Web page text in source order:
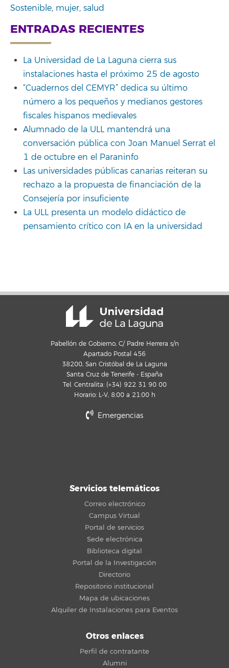
Sostenible, mujer, salud
ENTRADAS RECIENTES
La Universidad de La Laguna cierra sus
instalaciones hasta el próximo 25 de agosto
“Cuadernos del CEMYR” dedica su último
número a los pequeños y medianos gestores
fiscales hispanos medievales
Alumnado de la ULL mantendrá una
conversación pública con Joan Manuel Serrat el
1 de octubre en el Paraninfo
Las universidades públicas canarias reiteran su
rechazo a la propuesta de financiación de la
Consejería por insuficiente
La ULL presenta un modelo didáctico de
pensamiento crítico con IA en la universidad
Pabellón de Gobierno, C/ Padre Herrera s/n
Apartado Postal 456
38200, San Cristóbal de La Laguna
Santa Cruz de Tenerife - España
Tel. Centralita: (+34) 922 31 90 00
Horario: L-V, 8:00 a 21:00 h
Emergencias
Servicios telemáticos
Correo electrónico
Campus Virtual
Portal de servicios
Sede electrónica
Biblioteca digital
Portal de la Investigación
Directorio
Repositorio institucional
Mapa de ubicaciones
Alquiler de Instalaciones para Eventos
Otros enlaces
Perfil de contratante
Alumni